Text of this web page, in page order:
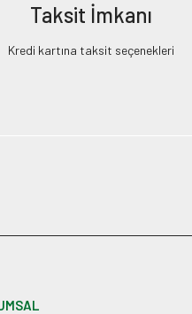
Taksit İmkanı
Kredi kartına taksit seçenekleri